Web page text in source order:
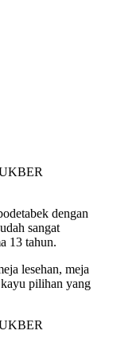
dengan
sangat
13 tahun.
lesehan, meja
pilihan yang